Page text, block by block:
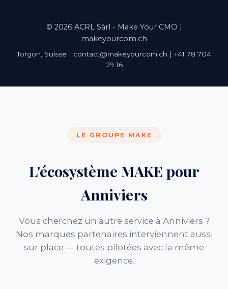
© 2026 ACRL Sàrl - Make Your CMO |
makeyourcom.ch
Torgon, Suisse | contact@makeyourcom.ch | +41 78 704
29 16
LE GROUPE MAKE
L'écosystème MAKE pour
Anniviers
Vous cherchez un autre service à Anniviers ?
Nos marques partenaires interviennent aussi
sur place — toutes pilotées avec la même
exigence.